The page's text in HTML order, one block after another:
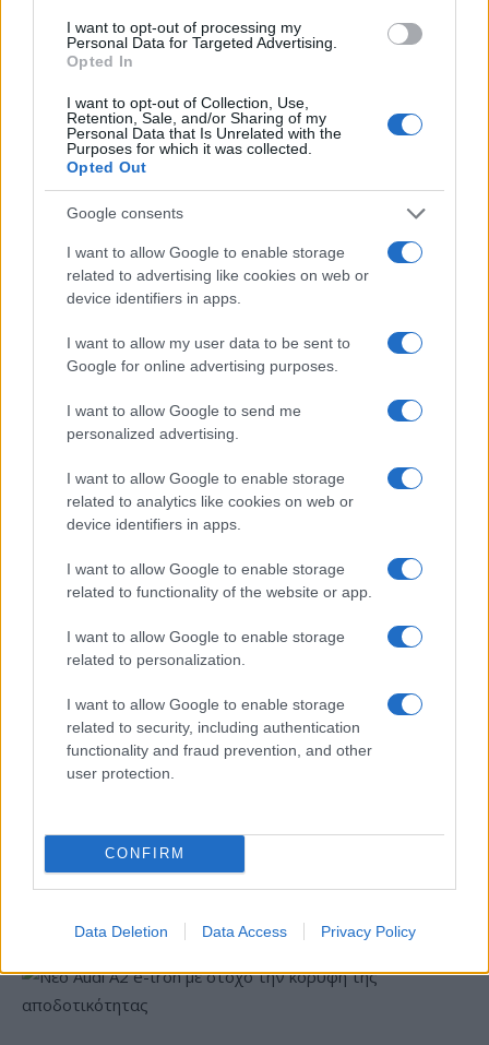
I want to opt-out of processing my
Personal Data for Targeted Advertising.
Opted In
I want to opt-out of Collection, Use,
Retention, Sale, and/or Sharing of my
Personal Data that Is Unrelated with the
Purposes for which it was collected.
Opted Out
Google consents
I want to allow Google to enable storage
related to advertising like cookies on web or
device identifiers in apps.
I want to allow my user data to be sent to
Google for online advertising purposes.
I want to allow Google to send me
personalized advertising.
I want to allow Google to enable storage
related to analytics like cookies on web or
device identifiers in apps.
I want to allow Google to enable storage
related to functionality of the website or app.
I want to allow Google to enable storage
related to personalization.
I want to allow Google to enable storage
related to security, including authentication
functionality and fraud prevention, and other
user protection.
CONFIRM
Data Deletion Data Access Privacy Policy
ντραφτ του WNBA!
πώληση συμμετοχής στο
Sofia South Ring Mall έναντι
Β.Σ. Καρούλιας: Τζίρος 98,7 εκατ. ευρώ και αύξηση κερδών
57% - Τα νέα στοιχήματα σε low & non alcohol
Χρηματοοικονομικός
σύμβουλος της ΔΕΗ για την
είσοδο στην πολωνική
αγορά ενέργειας
Media: Με ενίσχυση 8 εκατ.
ευρώ σε 451 επιχειρήσεις
εισφορών ΕΔΟΕΑΠ
IAB Hellas: Νέα Διοικούσα Επιτροπή και νέο Διοικητικό
Συμβούλιο - Πρόεδρος ο Γαληνός Γιαγλής
Η Toyota φέρνει νέα γενιά
αυτοκινητοβιομηχανία